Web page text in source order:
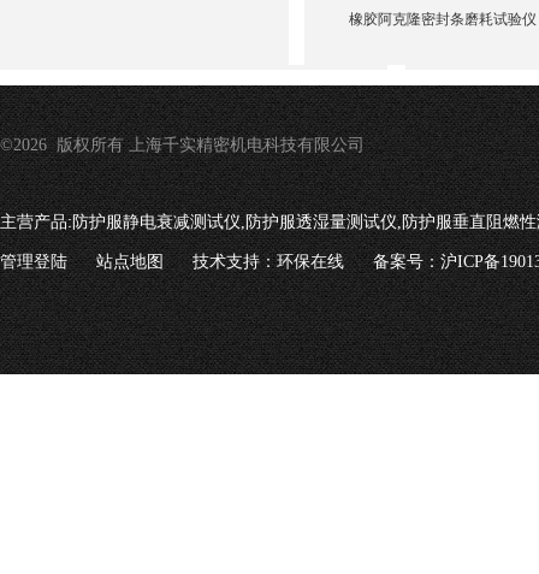
橡胶阿克隆密封条磨耗试验仪
©2026 版权所有 上海千实精密机电科技有限公司
主营产品:防护服静电衰减测试仪,防护服透湿量测试仪,防护服垂直阻燃
管理登陆 站点地图 技术支持：环保在线 备案号：沪ICP备